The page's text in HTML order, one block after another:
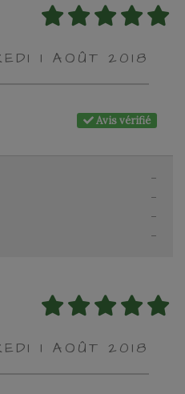
1 AOÛT 2018
Avis vérifié
-
-
-
-
1 AOÛT 2018